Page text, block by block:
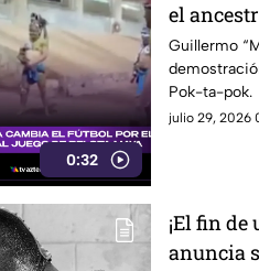
0:32
el
en la
Guillermo
Pok-ta-pok.
julio 29, 2026
¡El fin de
anuncia